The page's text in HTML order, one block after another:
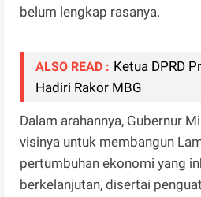
belum lengkap rasanya.
ALSO READ : Ketua DPRD
Hadiri Rakor MBG
Dalam arahannya, Gubernur
visinya untuk membangun
pertumbuhan ekonomi yang
berkelanjutan, disertai